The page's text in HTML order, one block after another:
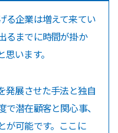
る企業は増えて来てい
るまでに時間が掛か
います。
発展させた手法と独自
潜在顧客と関心事、
が可能です。ここに